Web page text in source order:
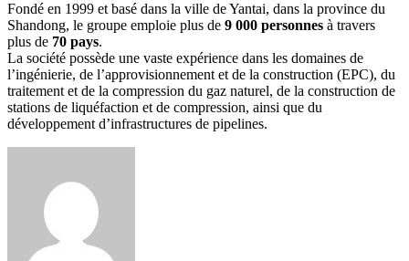
Fondé en 1999 et basé dans la ville de Yantai, dans la province du
Shandong, le groupe emploie plus de 9 000 personnes à travers
plus de 70 pays.
La société possède une vaste expérience dans les domaines de
l’ingénierie, de l’approvisionnement et de la construction (EPC), du
traitement et de la compression du gaz naturel, de la construction de
stations de liquéfaction et de compression, ainsi que du
développement d’infrastructures de pipelines.